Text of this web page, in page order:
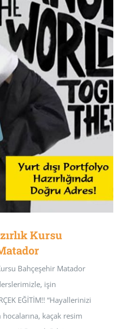
Kursu
Bahçeşehir Matador
işin
EĞİTİM!! “Hayallerinizi
kaçak resim